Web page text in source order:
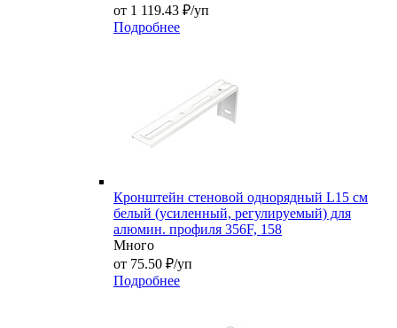
от 1 119.43 ₽/уп
Подробнее
Кронштейн стеновой однорядный L15 см
белый (усиленный, регулируемый) для
алюмин. профиля 356F, 158
Много
от 75.50 ₽/уп
Подробнее